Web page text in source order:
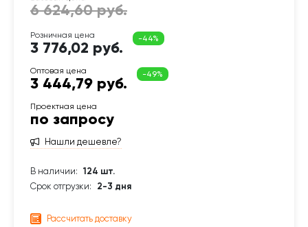
3 776,02 руб.
3 444,79 руб.
по запросу
Нашли дешевле?
В наличии: 124 шт.
Срок отгрузки:
2-3 дня
Рассчитать доставку